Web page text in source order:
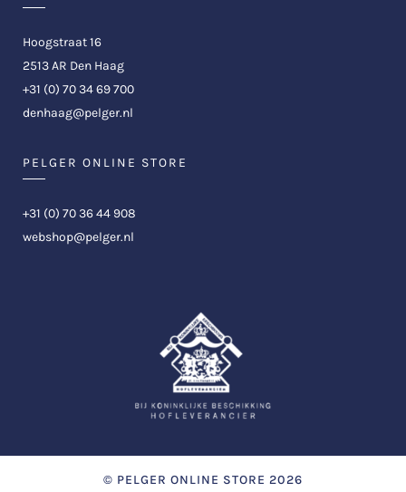
Hoogstraat 16
2513 AR Den Haag
+31 (0) 70 34 69 700
denhaag@pelger.nl
PELGER ONLINE STORE
+31 (0) 70 36 44 908
webshop@pelger.nl
© PELGER ONLINE STORE 2026